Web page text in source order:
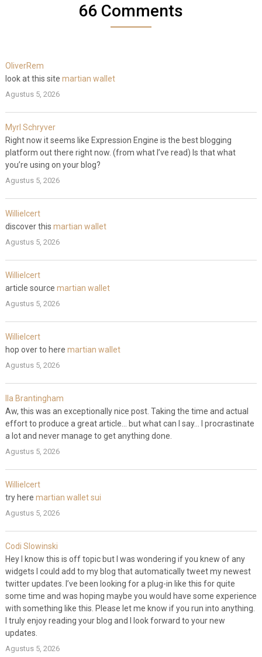
66 Comments
OliverRem
look at this site martian wallet
Agustus 5, 2026
Myrl Schryver
Right now it seems like Expression Engine is the best blogging
platform out there right now. (from what I’ve read) Is that what
you’re using on your blog?
Agustus 5, 2026
WillieIcert
discover this martian wallet
Agustus 5, 2026
WillieIcert
article source martian wallet
Agustus 5, 2026
WillieIcert
hop over to here martian wallet
Agustus 5, 2026
Ila Brantingham
Aw, this was an exceptionally nice post. Taking the time and actual
effort to produce a great article… but what can I say… I procrastinate
a lot and never manage to get anything done.
Agustus 5, 2026
WillieIcert
try here martian wallet sui
Agustus 5, 2026
Codi Slowinski
Hey I know this is off topic but I was wondering if you knew of any
widgets I could add to my blog that automatically tweet my newest
twitter updates. I’ve been looking for a plug-in like this for quite
some time and was hoping maybe you would have some experience
with something like this. Please let me know if you run into anything.
I truly enjoy reading your blog and I look forward to your new
updates.
Agustus 5, 2026